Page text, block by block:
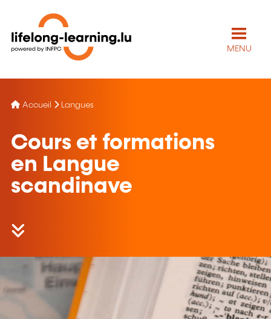
MENU
Accueil Langues
Cours et formations
en Langue
scandinave